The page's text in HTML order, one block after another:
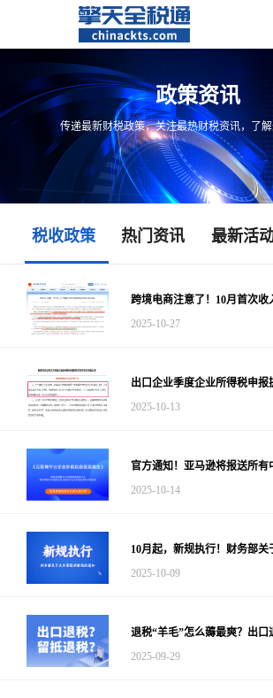
政策资讯
传递最新财税政策，关注最热财税资讯，了
税收政策 热门资讯 最新活
跨境电商注意了！10月首次收
2025-10-27
出口企业季度企业所得税申报
2025-10-13
官方通知！亚马逊将报送所有
2025-10-14
10月起，新规执行！财务部关
2025-10-09
退税“羊毛”怎么薅最爽？出口
2025-09-29